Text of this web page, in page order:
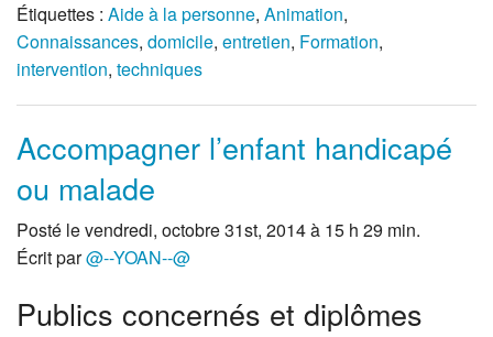
Étiquettes : Aide à la personne, Animation,
Connaissances, domicile, entretien, Formation,
intervention, techniques
Accompagner l’enfant handicapé
ou malade
Posté le vendredi, octobre 31st, 2014 à 15 h 29 min.
Écrit par@--YOAN--@
Publics concernés et diplômes